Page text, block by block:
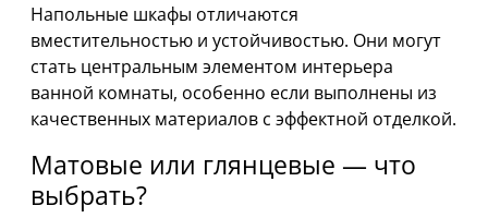
Напольные шкафы отличаются
вместительностью и устойчивостью. Они могут
стать центральным элементом интерьера
ванной комнаты, особенно если выполнены из
качественных материалов с эффектной отделкой.
Матовые или глянцевые — что
выбрать?